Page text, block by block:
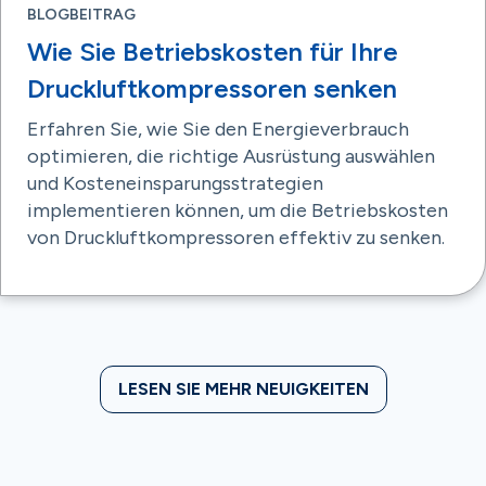
BLOGBEITRAG
Wie Sie Betriebskosten für Ihre
Druckluftkompressoren senken
Erfahren Sie, wie Sie den Energieverbrauch
optimieren, die richtige Ausrüstung auswählen
und Kosteneinsparungsstrategien
implementieren können, um die Betriebskosten
von Druckluftkompressoren effektiv zu senken.
LESEN SIE MEHR NEUIGKEITEN